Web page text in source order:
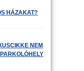
HÁZAKAT?
NEM